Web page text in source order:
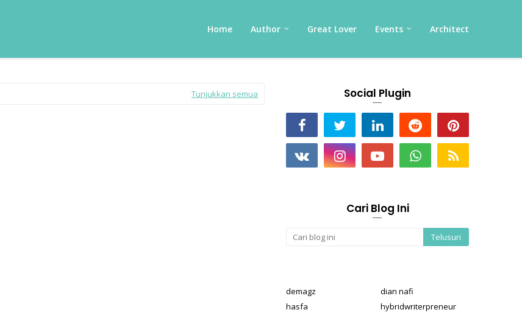
Home Author Great Lover Events Architect
Tunjukkan semua Social Plugin
Cari Blog Ini
demagz
dian nafi
hasfa
hybridwriterpreneur